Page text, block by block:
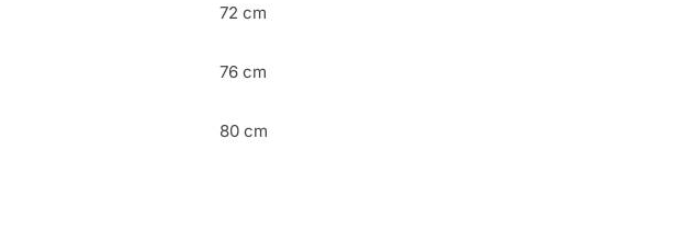
72 cm
76 cm
80 cm